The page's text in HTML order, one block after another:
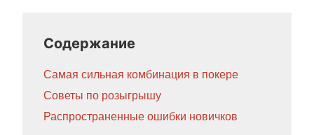
Содержание
Самая сильная комбинация в покере
Советы по розыгрышу
Распространенные ошибки новичков